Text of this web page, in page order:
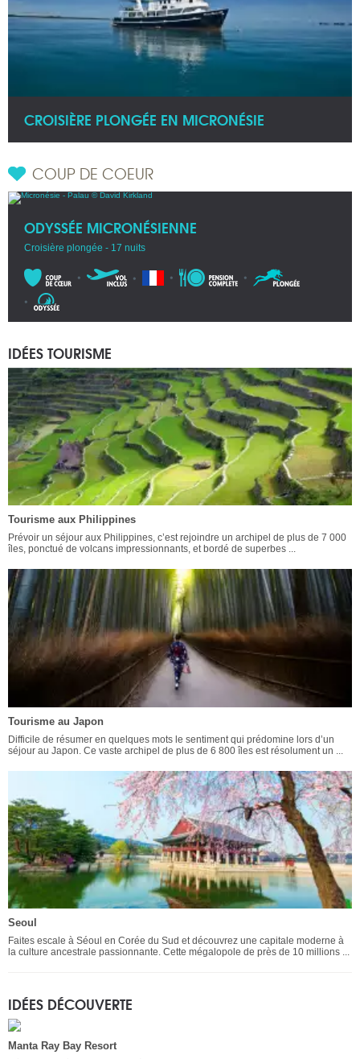
CROISIÈRE PLONGÉE EN MICRONÉSIE
COUP DE COEUR
ODYSSÉE MICRONÉSIENNE
Croisière plongée - 17 nuits
IDÉES TOURISME
Tourisme aux Philippines
Prévoir un séjour aux Philippines, c’est rejoindre un archipel de plus de 7 000
îles, ponctué de volcans impressionnants, et bordé de superbes ...
Tourisme au Japon
Difficile de résumer en quelques mots le sentiment qui prédomine lors d’un
séjour au Japon. Ce vaste archipel de plus de 6 800 îles est résolument un ...
Seoul
Faites escale à Séoul en Corée du Sud et découvrez une capitale moderne à
la culture ancestrale passionnante. Cette mégalopole de près de 10 millions ...
IDÉES DÉCOUVERTE
Manta Ray Bay Resort